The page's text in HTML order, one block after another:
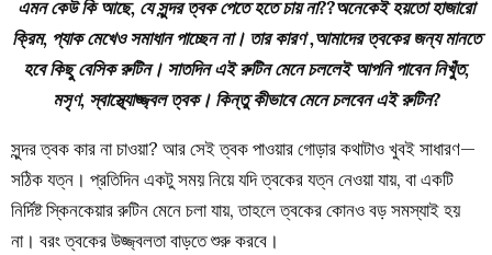
এমন কেউ কি আছে, যে সুন্দর ত্বক পেতে হতে চায় না??অনেকেই হয়তো হাজারো
ক্রিম, প্যাক মেখেও সমাধান পাচ্ছেন না। তার কারণ ,আমাদের ত্বকের জন্য মানতে
হবে কিছু বেসিক রুটিন। সাতদিন এই রুটিন মেনে চললেই আপনি পাবেন নিখুঁত,
মসৃণ, স্বাস্থ্যোজ্জ্বল ত্বক। কিন্তু কীভাবে মেনে চলবেন এই রুটিন?
সুন্দর ত্বক কার না চাওয়া? আর সেই ত্বক পাওয়ার গোড়ার কথাটাও খুবই সাধারণ—
সঠিক যত্ন। প্রতিদিন একটু সময় নিয়ে যদি ত্বকের যত্ন নেওয়া যায়, বা একটি
নির্দিষ্ট স্কিনকেয়ার রুটিন মেনে চলা যায়, তাহলে ত্বকের কোনও বড় সমস্যাই হয়
না। বরং ত্বকের উজ্জ্বলতা বাড়তে শুরু করবে।